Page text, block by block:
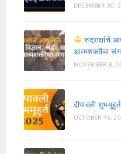
DECEMBER 30,
रुद्राक्षांचे
आत्मशक्तीचा
NOVEMBER 8,
दीपावली
OCTOBER 16,